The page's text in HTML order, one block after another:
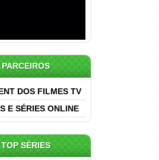
PARCEIROS
DOS FILMES TV
E SÉRIES ONLINE
TOP SÉRIES